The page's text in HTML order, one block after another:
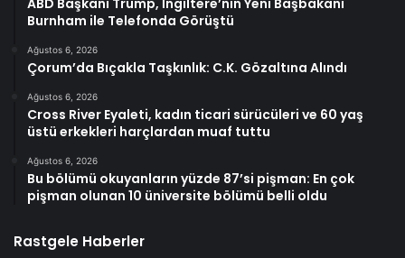
ABD Başkanı Trump, İngiltere’nin Yeni Başbakanı
Burnham ile Telefonda Görüştü
Ağustos 6, 2026
Çorum’da Bıçakla Taşkınlık: C.K. Gözaltına Alındı
Ağustos 6, 2026
Cross River Eyaleti, kadın ticari sürücüleri ve 60 yaş
üstü erkekleri harçlardan muaf tuttu
Ağustos 6, 2026
Bu bölümü okuyanların yüzde 87’si pişman: En çok
pişman olunan 10 üniversite bölümü belli oldu
Rastgele Haberler